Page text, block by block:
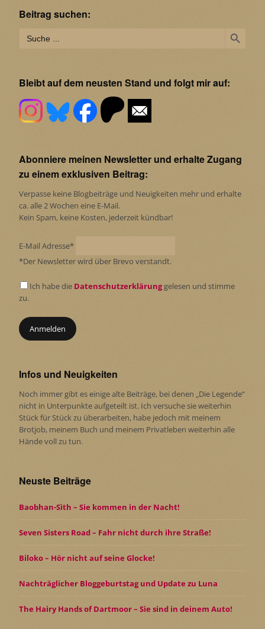
Beitrag suchen:
for:
Bleibt auf dem neusten Stand und folgt mir auf:
Abonniere meinen Newsletter und erhalte Zugang
zu einem exklusiven Beitrag:
Verpasse keine Blogbeiträge und Neuigkeiten mehr und erhalte
ca. alle 2 Wochen eine E-Mail.
Kein Spam, keine Kosten, jederzeit kündbar!
E-Mail Adresse*
*Der Newsletter wird über Brevo verstandt.
Ich habe die Datenschutzerklärunggelesen und stimme
zu.
Infos und Neuigkeiten
Noch immer gibt es einige alte Beiträge, bei denen „Die Legende“
nicht in Unterpunkte aufgeteilt ist. Ich versuche sie weiterhin
Stück für Stück zu überarbeiten, habe jedoch mit meinem
Brotjob, meinem Buch und meinem Privatleben weiterhin alle
Hände voll zu tun.
Neuste Beiträge
Baobhan-Sìth – Sie kommen in der Nacht!
Seven Sisters Road – Fahr nicht durch ihre Straße!
Biloko – Hör nicht auf seine Glocke!
Nachträglicher Bloggeburtstag und Update zu Luna
The Hairy Hands of Dartmoor – Sie sind in deinem Auto!